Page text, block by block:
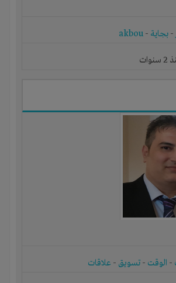
- بجاية -
akbou
- الوقت - تسويق - علاقات